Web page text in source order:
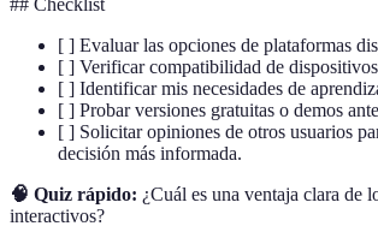
## Checklist
[ ] Evaluar las opciones de plataformas
[ ] Verificar compatibilidad de
[ ] Identificar mis necesidades de
[ ] Probar versiones gratuitas o demos
[ ] Solicitar opiniones de otros usuarios
decisión más informada.
🧠 Quiz rápido: ¿Cuál es una ventaja clara de
interactivos?